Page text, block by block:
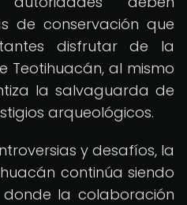
de conservación que
disfrutar de la
Teotihuacán, al mismo
la salvaguarda de
arqueológicos.
y desafíos, la
continúa siendo
la colaboración